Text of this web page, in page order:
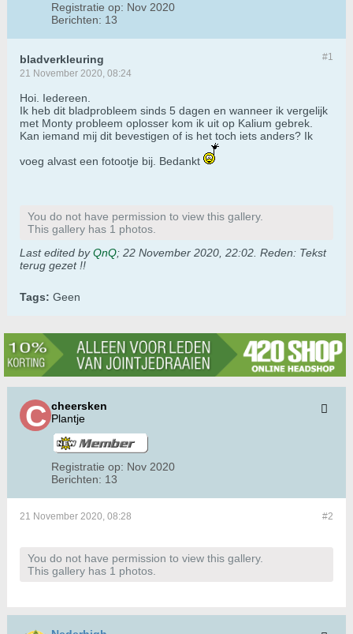
Registratie op: Nov 2020
Berichten: 13
#1
bladverkleuring
21 November 2020, 08:24
Hoi. Iedereen.
Ik heb dit bladprobleem sinds 5 dagen en wanneer ik vergelijk
met Monty probleem oplosser kom ik uit op Kalium gebrek.
Kan iemand mij dit bevestigen of is het toch iets anders? Ik
voeg alvast een fotootje bij. Bedankt
You do not have permission to view this gallery.
This gallery has 1 photos.
Last edited byQnQ; 22 November 2020, 22:02 Reden: Tekst
terug gezet !!
Tags: Geen
cheersken
Plantje
Registratie op: Nov 2020
Berichten: 13
#2
21 November 2020, 08:28
You do not have permission to view this gallery.
This gallery has 1 photos.